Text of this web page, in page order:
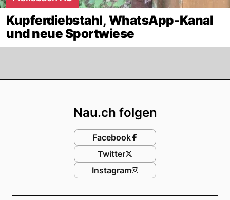
Kupferdiebstahl, WhatsApp-Kanal
und neue Sportwiese
Nau.ch folgen
Facebook
Twitter
Instagram